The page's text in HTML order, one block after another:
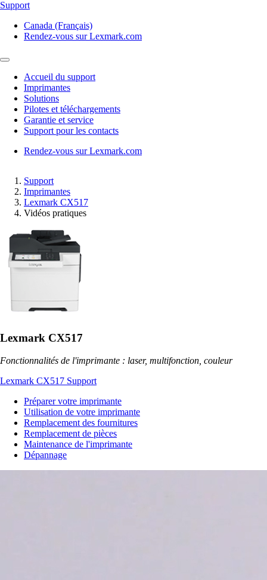
Support
Canada (Français)
Rendez-vous sur Lexmark.com
Accueil du support
Imprimantes
Solutions
Pilotes et téléchargements
Garantie et service
Support pour les contacts
Rendez-vous sur Lexmark.com
Support
Imprimantes
Lexmark CX517
Vidéos pratiques
Lexmark CX517
Fonctionnalités de l'imprimante : laser, multifonction, couleur
Lexmark CX517 Support
Préparer votre imprimante
Utilisation de votre imprimante
Remplacement des fournitures
Remplacement de pièces
Maintenance de l'imprimante
Dépannage